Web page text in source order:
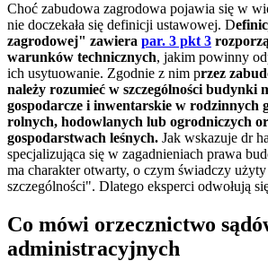
Choć zabudowa zagrodowa pojawia się w
nie doczekała się definicji ustawowej. D
zagrodowej" zawiera par. 3 pkt 3
warunków technicznych, jakim powinny
ich usytuowanie. Zgodnie z nim przez
należy rozumieć w szczególności budynki
gospodarcze i inwentarskie w rodzinnych
rolnych, hodowlanych lub ogrodniczych
gospodarstwach leśnych. Jak wskazuje dr
specjalizująca się w zagadnieniach prawa
ma charakter otwarty, o czym świadczy
szczególności". Dlatego eksperci odwołują
Co mówi orzecznictwo
administracyjnych